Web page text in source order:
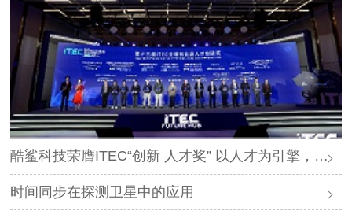
酷鲨科技荣膺ITEC“创新 人才奖” 以人才为引擎，时空为基石，驱动智能未来
时间同步在探测卫星中的应用